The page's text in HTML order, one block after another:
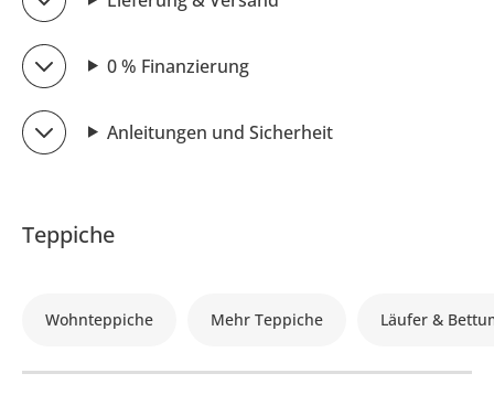
0 % Finanzierung
Anleitungen und Sicherheit
Teppiche
Wohnteppiche Mehr Teppiche Läufer &